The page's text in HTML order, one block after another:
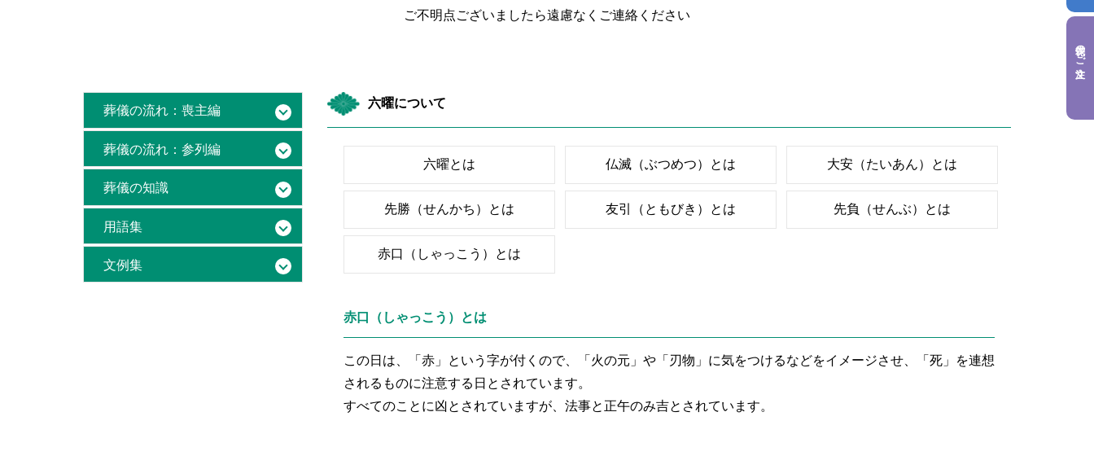
供花のご注文
ご不明点ございましたら遠慮なくご連絡ください
葬儀の流れ：喪主編
葬儀の流れ：参列編
葬儀の知識
用語集
文例集
六曜について
六曜とは 仏滅（ぶつめつ）とは 大安（たいあん）とは
先勝（せんかち）とは 友引（ともびき）とは 先負（せんぶ）とは
赤口（しゃっこう）とは
赤口（しゃっこう）とは
この日は、「赤」という字が付くので、「火の元」や「刃物」に気をつけるなどをイメージさせ、「死」を連想
されるものに注意する日とされています。
すべてのことに凶とされていますが、法事と正午のみ吉とされています。